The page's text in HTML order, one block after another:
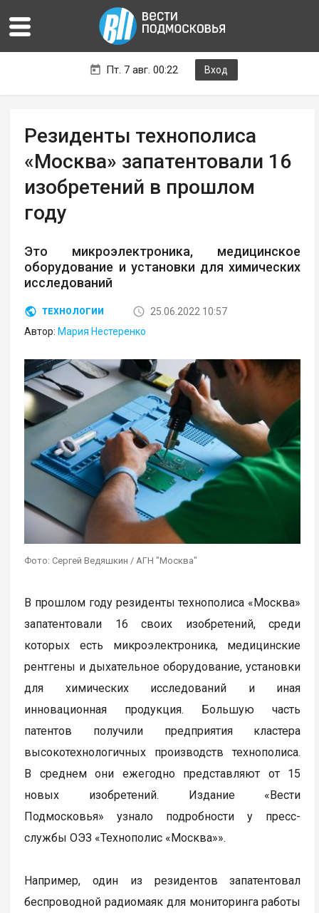
Пт. 7 авг. 00:22 Вход
Резиденты технополиса
«Москва» запатентовали 16
изобретений в прошлом
году
Это микроэлектроника, медицинское
оборудование и установки для химических
исследований
ТЕХНОЛОГИИ
25.06.2022 10:57
Автор: Мария Нестеренко
Фото: Сергей Ведяшкин / АГН "Москва"
В прошлом году резиденты технополиса «Москва»
запатентовали 16 своих изобретений, среди
которых есть микроэлектроника, медицинские
рентгены и дыхательное оборудование, установки
для химических исследований и иная
инновационная продукция. Большую часть
патентов получили предприятия кластера
высокотехнологичных производств технополиса.
В среднем они ежегодно представляют от 15
новых изобретений. Издание «Вести
Подмосковья» узнало подробности у пресс-
службы ОЭЗ «Технополис «Москва»».
Например, один из резидентов запатентовал
беспроводной радиомаяк для мониторинга работы